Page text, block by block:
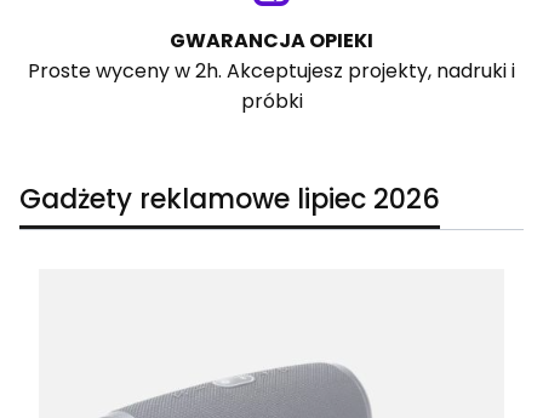
GWARANCJA OPIEKI
Proste wyceny w 2h. Akceptujesz projekty, nadruki i
próbki
Gadżety reklamowe lipiec 2026